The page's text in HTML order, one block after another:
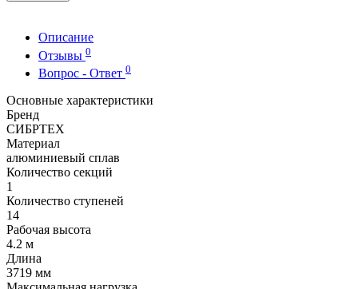
Описание
Отзывы 0
Вопрос - Ответ 0
Основные характеристики
Бренд
СИБРТЕХ
Материал
алюминиевый сплав
Количество секций
1
Количество ступеней
14
Рабочая высота
4.2 м
Длина
3719 мм